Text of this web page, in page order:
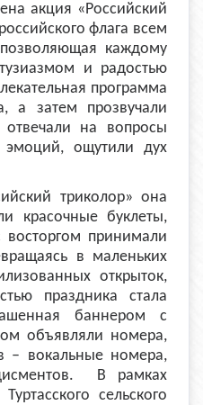
акция «Российский
флага всем
каждому
и радостью
программа
а затем прозвучали
отвечали на вопросы
ощутили дух
триколор» она
красочные буклеты,
принимали
в маленьких
открыток,
праздника стала
баннером с
объявляли номера,
– вокальные номера,
В рамках
сельского